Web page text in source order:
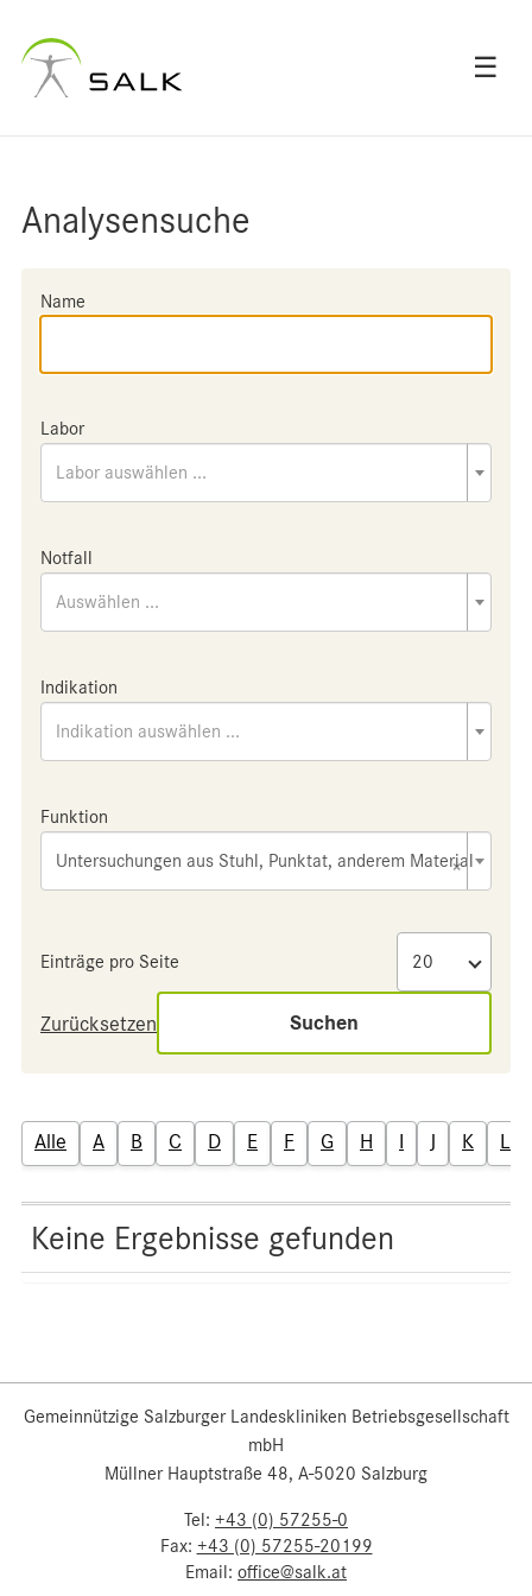
☰
Analysensuche
Name
Labor
Labor auswählen ...
Notfall
Auswählen ...
Indikation
Indikation auswählen ...
Funktion
×
Untersuchungen aus Stuhl, Punktat, anderem Material
Einträge pro Seite
Zurücksetzen Suchen
Alle A B C D E F G H I J K L
Keine Ergebnisse gefunden
Gemeinnützige Salzburger Landeskliniken Betriebsgesellschaft
mbH
Müllner Hauptstraße 48, A-5020 Salzburg
Tel: +43 (0) 57255-0
Fax: +43 (0) 57255-20199
Email: office@salk.at